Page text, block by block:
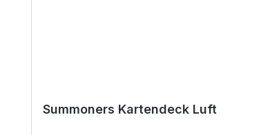
Summoners Kartendeck Luft